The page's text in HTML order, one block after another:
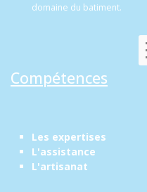
domaine du batiment.
Compétences
Les expertises
L'assistance
L'artisanat